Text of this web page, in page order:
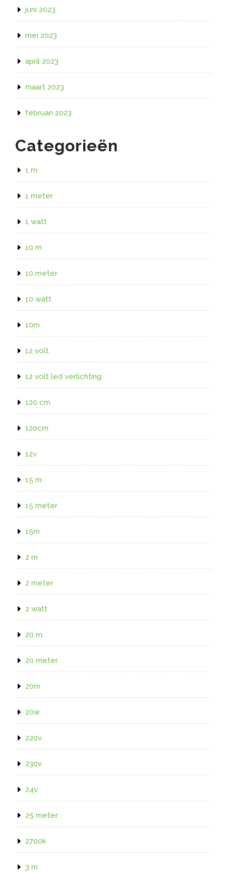
juni 2023
mei 2023
april 2023
maart 2023
februari 2023
Categorieën
1 m
1 meter
1 watt
10 m
10 meter
10 watt
10m
12 volt
12 volt led verlichting
120 cm
120cm
12v
15 m
15 meter
15m
2 m
2 meter
2 watt
20 m
20 meter
20m
20w
220v
230v
24v
25 meter
2700k
3 m